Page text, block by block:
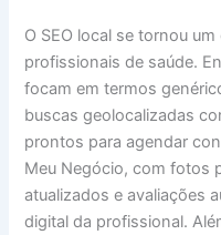
O SEO local se tornou
profissionais de saúde.
focam em termos
buscas geolocalizadas
prontos para agendar
Meu Negócio, com fotos
atualizados e avaliações
digital da profissional.